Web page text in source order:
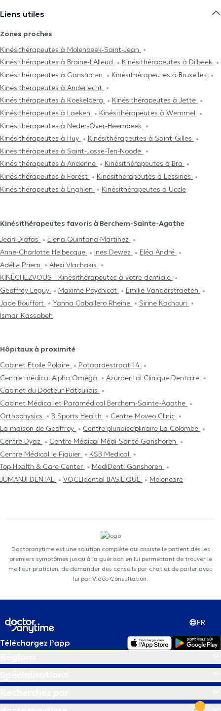
Liens utiles
Zones proches
Kinésithérapeutes à Molenbeek-Saint-Jean
Kinésithérapeutes à Braine-L'Alleud
Kinésithérapeutes à Dilbeek
Kinésithérapeutes à Ganshoren
Kinésithérapeutes à Bruxelles
Kinésithérapeutes à Anderlecht
Kinésithérapeutes à Koekelberg
Kinésithérapeutes à Jette
Kinésithérapeutes à Laeken
Kinésithérapeutes à Wemmel
Kinésithérapeutes à Neder-Over-Heembeek
Kinésithérapeutes à Huy
Kinésithérapeutes à Saint-Gilles
Kinésithérapeutes à Saint-Josse-Ten-Noode
Kinésithérapeutes à Andenne
Kinésithérapeutes à Bra
Kinésithérapeutes à Forest
Kinésithérapeutes à Lessines
Kinésithérapeutes à Enghien
Kinésithérapeutes à Uccle
Kinésithérapeutes favoris à Berchem-Sainte-Agathe
Jean Diafas
Elena Quintana Martinez
Anne-Charlotte Helbecque
Ines Dewez
Eléa André
Adélie Priem
Alexi Vlachakis
KINÉCHEZVOUS - Kinésithérapeutes à votre domicile
Geoffrey Leguy
Maxime Poychicot
Emilie Vanderstraeten
Jade Bouffort
Yanna Caballero Rheine
Sirine Kachouri
Ismaïl Kassabeh
Hôpitaux à proximité
Cabinet Etoile Polaire
Potaardestraat 14
Centre médical Alpha Omega
Azurdental Clinique Dentaire
Cabinet du Docteur Patoulidis
Cabinet Médical et Paramédical Berchem-Sainte-Agathe
Orthophysics
B Sports Health
Centre Moveo Clinic
La maison de Geoffroy
Centre pluridisciplinaire La Colombe
Centre Dyaz
Centre Médical Médi-Santé Ganshoren
Centre Médical le Figuier
KSB Medical
Top Health & Care Center
MediDenti Ganshoren
JUMANJI DENTAL
VOCLIdental BASILIQUE Molencare
Doctoranytime est une solution complète qui assiste le patient dès les
premiers symptômes jusqu'à la guérison en lui permettant de trouver le
meilleur praticien, de demander des conseils par chat et de parler avec
lui par Vidéo Consultation.
FR
Téléchargez l’app